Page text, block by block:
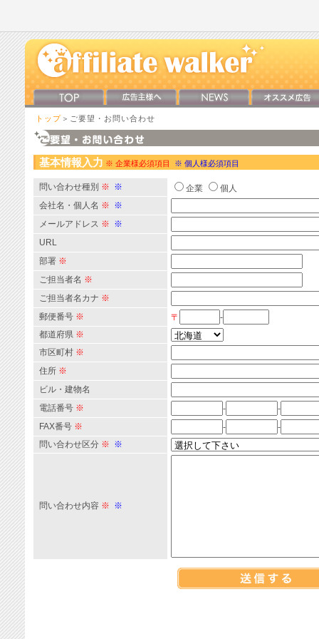
トップ ＞ご要望・お問い合わせ
基本情報入力 ※ 企業様必須項目 ※ 個人様必須項目
問い合わせ種別 ※ ※ 企業
個人
会社名・個人名 ※ ※
メールアドレス ※ ※
URL
部署 ※
ご担当者名 ※
ご担当者名カナ ※
郵便番号 ※ 〒
-
都道府県 ※
市区町村 ※
住所 ※
ビル・建物名
電話番号 ※ -
-
FAX番号 ※ -
-
問い合わせ区分 ※ ※
問い合わせ内容 ※ ※